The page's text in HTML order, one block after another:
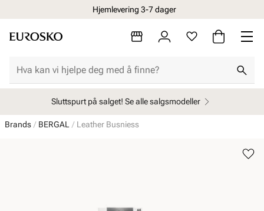
Hjemlevering 3-7 dager
Sluttspurt på salget! Se alle salgsmodeller
Brands BERGAL Leather Busniess